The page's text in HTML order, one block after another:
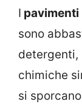
I pavimenti
sono
detergenti,
chimiche
si